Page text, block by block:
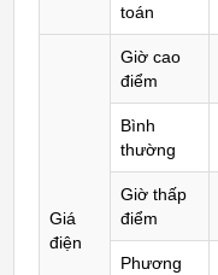
toán
Giá
điện
Giờ cao
điểm
Bình
thường
Giờ thấp
điểm
Phương